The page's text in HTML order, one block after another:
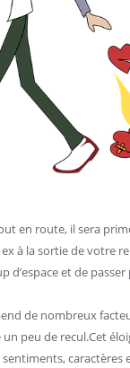
en route, il sera
à la sortie de votre
d’espace et de
de nombreux
peu de recul.Cet